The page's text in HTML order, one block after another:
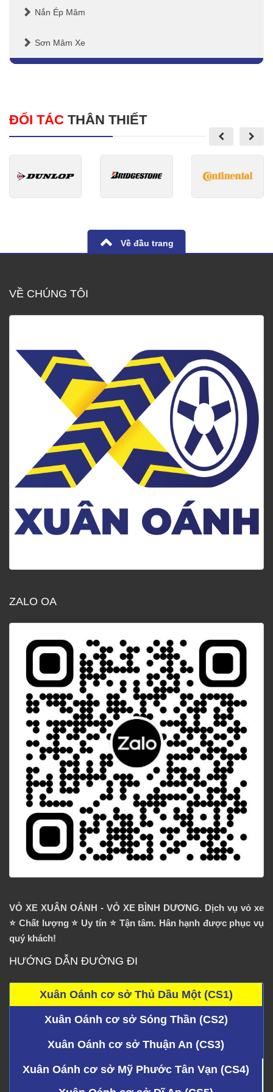
Nắn Ép Mâm
Sơn Mâm Xe
ĐỐI TÁC THÂN THIẾT
Về đầu trang
VỀ CHÚNG TÔI
ZALO OA
VỎ XE XUÂN OÁNH - VỎ XE BÌNH DƯƠNG. Dịch vụ vỏ xe
⭐️ Chất lượng ⭐️ Uy tín ⭐️ Tận tâm. Hân hạnh được phục vụ
quý khách!
HƯỚNG DẪN ĐƯỜNG ĐI
Xuân Oánh cơ sở Thủ Dầu Một (CS1)
Xuân Oánh cơ sở Sóng Thần (CS2)
Xuân Oánh cơ sở Thuận An (CS3)
Xuân Oánh cơ sở Mỹ Phước Tân Vạn (CS4)